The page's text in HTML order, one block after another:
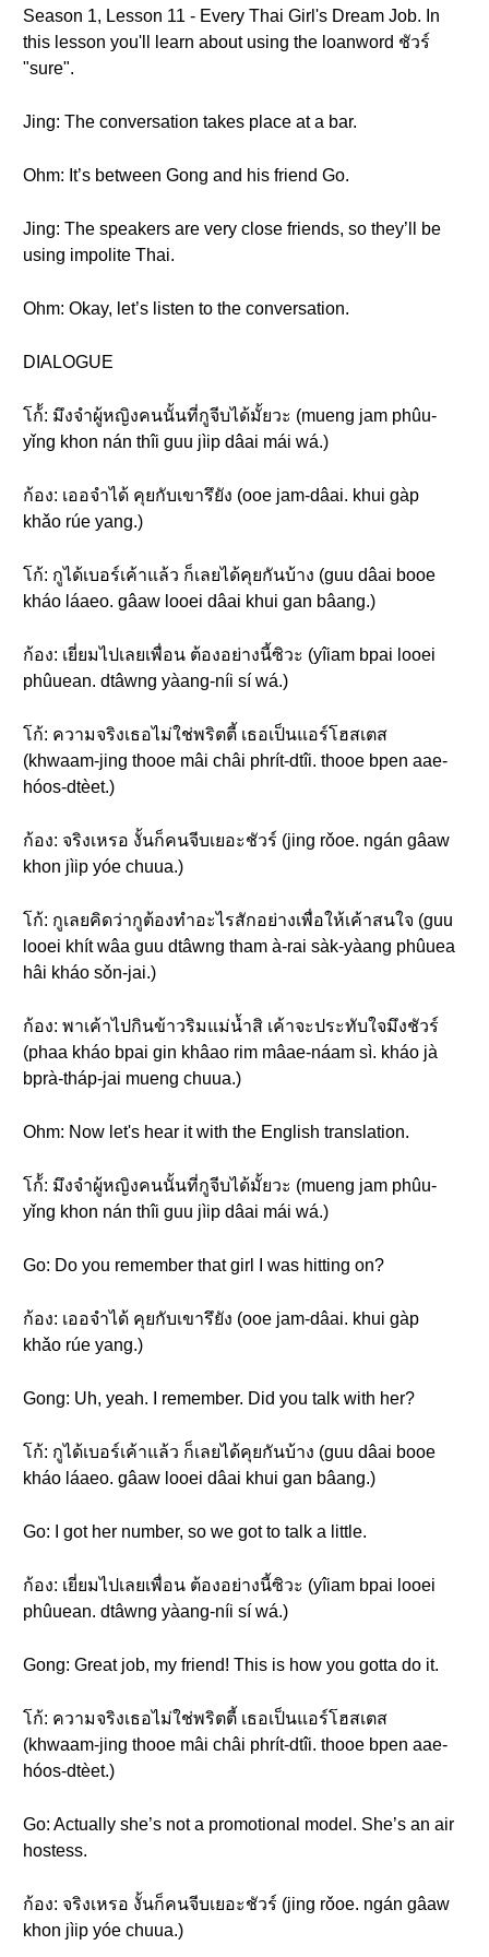
Season 1, Lesson 11 - Every Thai Girl's Dream Job. In
this lesson you'll learn about using the loanword ชัวร์
"sure".
Jing: The conversation takes place at a bar.
Ohm: It’s between Gong and his friend Go.
Jing: The speakers are very close friends, so they’ll be
using impolite Thai.
Ohm: Okay, let’s listen to the conversation.
DIALOGUE
โก้้: มึงจำผู้หญิงคนนั้นที่กูจีบได้มั้ยวะ (mueng jam phûu-
yǐng khon nán thîi guu jìip dâai mái wá.)
ก้อง: เออจำได้ คุยกับเขารึยัง (ooe jam-dâai. khui gàp
khǎo rúe yang.)
โก้: กูได้เบอร์เค้าแล้ว ก็เลยได้คุยกันบ้าง (guu dâai booe
kháo láaeo. gâaw looei dâai khui gan bâang.)
ก้อง: เยี่ยมไปเลยเพื่อน ต้องอย่างนี้ซิวะ (yîiam bpai looei
phûuean. dtâwng yàang-níi sí wá.)
โก้: ความจริงเธอไม่ใช่พริตตี้ เธอเป็นแอร์โฮสเตส
(khwaam-jing thooe mâi châi phrít-dtîi. thooe bpen aae-
hóos-dtèet.)
ก้อง: จริงเหรอ งั้นก็คนจีบเยอะชัวร์ (jing rǒoe. ngán gâaw
khon jìip yóe chuua.)
โก้: กูเลยคิดว่ากูต้องทำอะไรสักอย่างเพื่อให้เค้าสนใจ (guu
looei khít wâa guu dtâwng tham à-rai sàk-yàang phûuea
hâi kháo sǒn-jai.)
ก้อง: พาเค้าไปกินข้าวริมแม่น้ำสิ เค้าจะประทับใจมึงชัวร์
(phaa kháo bpai gin khâao rim mâae-náam sì. kháo jà
bprà-tháp-jai mueng chuua.)
Ohm: Now let's hear it with the English translation.
โก้้: มึงจำผู้หญิงคนนั้นที่กูจีบได้มั้ยวะ (mueng jam phûu-
yǐng khon nán thîi guu jìip dâai mái wá.)
Go: Do you remember that girl I was hitting on?
ก้อง: เออจำได้ คุยกับเขารึยัง (ooe jam-dâai. khui gàp
khǎo rúe yang.)
Gong: Uh, yeah. I remember. Did you talk with her?
โก้: กูได้เบอร์เค้าแล้ว ก็เลยได้คุยกันบ้าง (guu dâai booe
kháo láaeo. gâaw looei dâai khui gan bâang.)
Go: I got her number, so we got to talk a little.
ก้อง: เยี่ยมไปเลยเพื่อน ต้องอย่างนี้ซิวะ (yîiam bpai looei
phûuean. dtâwng yàang-níi sí wá.)
Gong: Great job, my friend! This is how you gotta do it.
โก้: ความจริงเธอไม่ใช่พริตตี้ เธอเป็นแอร์โฮสเตส
(khwaam-jing thooe mâi châi phrít-dtîi. thooe bpen aae-
hóos-dtèet.)
Go: Actually she’s not a promotional model. She’s an air
hostess.
ก้อง: จริงเหรอ งั้นก็คนจีบเยอะชัวร์ (jing rǒoe. ngán gâaw
khon jìip yóe chuua.)